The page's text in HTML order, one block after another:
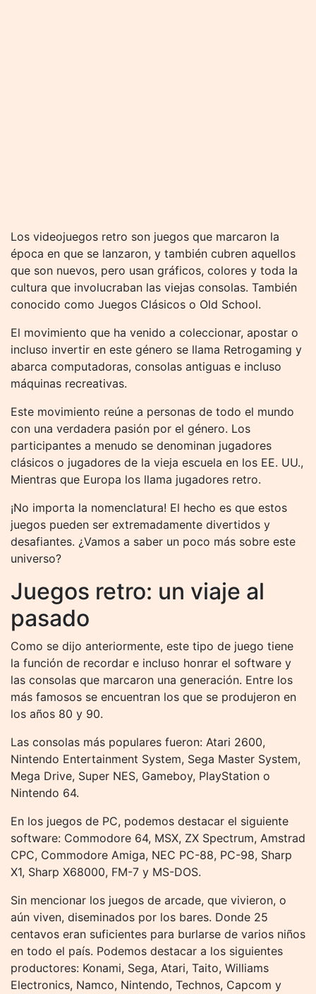
Los videojuegos retro son juegos que marcaron la
época en que se lanzaron, y también cubren aquellos
que son nuevos, pero usan gráficos, colores y toda la
cultura que involucraban las viejas consolas. También
conocido como Juegos Clásicos o Old School.
El movimiento que ha venido a coleccionar, apostar o
incluso invertir en este género se llama Retrogaming y
abarca computadoras, consolas antiguas e incluso
máquinas recreativas.
Este movimiento reúne a personas de todo el mundo
con una verdadera pasión por el género. Los
participantes a menudo se denominan jugadores
clásicos o jugadores de la vieja escuela en los EE. UU.,
Mientras que Europa los llama jugadores retro.
¡No importa la nomenclatura! El hecho es que estos
juegos pueden ser extremadamente divertidos y
desafiantes. ¿Vamos a saber un poco más sobre este
universo?
Juegos retro: un viaje al
pasado
Como se dijo anteriormente, este tipo de juego tiene
la función de recordar e incluso honrar el software y
las consolas que marcaron una generación. Entre los
más famosos se encuentran los que se produjeron en
los años 80 y 90.
Las consolas más populares fueron: Atari 2600,
Nintendo Entertainment System, Sega Master System,
Mega Drive, Super NES, Gameboy, PlayStation o
Nintendo 64.
En los juegos de PC, podemos destacar el siguiente
software: Commodore 64, MSX, ZX Spectrum, Amstrad
CPC, Commodore Amiga, NEC PC-88, PC-98, Sharp
X1, Sharp X68000, FM-7 y MS-DOS.
Sin mencionar los juegos de arcade, que vivieron, o
aún viven, diseminados por los bares. Donde 25
centavos eran suficientes para burlarse de varios niños
en todo el país. Podemos destacar a los siguientes
productores: Konami, Sega, Atari, Taito, Williams
Electronics, Namco, Nintendo, Technos, Capcom y